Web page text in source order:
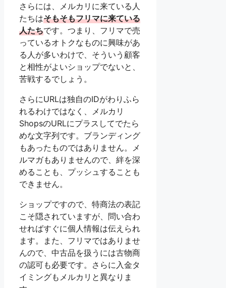
さらには、メルカリに来ている人
たちはそもそもフリマに来ている
人たちです。つまり、フリマで売
っているオトクなものに興味があ
る人が多いわけで、そういう顧客
と相性がよいショップでないと、
苦戦するでしょう。
さらにURLは独自のIDがわりふら
れるわけではなく、メルカリ
ShopsのURLにプラスしてでたら
めな文字列です。ブランディング
もあったものではありません。メ
ルマガもありませんので、絆を深
めることも、プッシュすることも
できません。
ショップですので、特商法の表記
こそ隠されていますが、問い合わ
せればすぐに個人情報は伝えられ
ます。また、フリマではありませ
んので、中古品を扱うには古物商
の認可も必要です。さらに入金タ
イミングもメルカリと異なりま